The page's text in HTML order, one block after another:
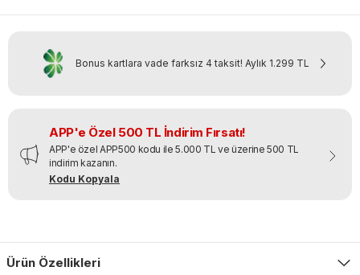
Bonus kartlara vade farksız 4 taksit! Aylık 1.299 TL
APP'e Özel 500 TL İndirim Fırsatı!
APP'e özel APP500 kodu ile 5.000 TL ve üzerine 500 TL
indirim kazanın.
Kodu Kopyala
Ürün Özellikleri